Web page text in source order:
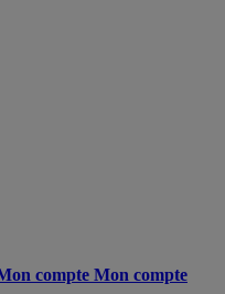
compte Mon compte